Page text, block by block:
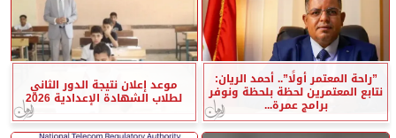
”راحة المعتمر أولًا”.. أحمد الريان:
نتابع المعتمرين لحظة بلحظة ونوفر
برامج عمرة...
موعد إعلان نتيجة الدور الثاني
لطلاب الشهادة الإعدادية 2026